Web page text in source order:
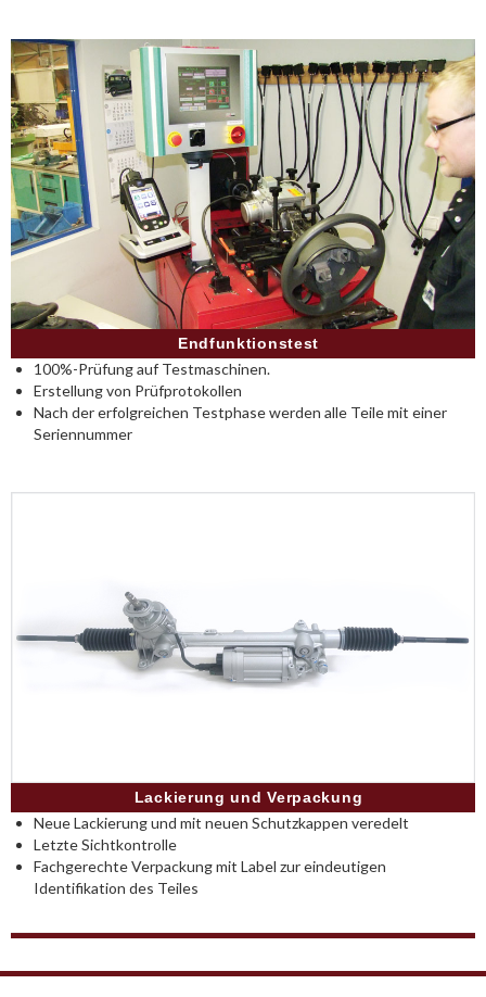
Endfunktionstest
100%-Prüfung auf Testmaschinen.
Erstellung von Prüfprotokollen
Nach der erfolgreichen Testphase werden alle Teile mit einer
Seriennummer
Lackierung und Verpackung
Neue Lackierung und mit neuen Schutzkappen veredelt
Letzte Sichtkontrolle
Fachgerechte Verpackung mit Label zur eindeutigen
Identifikation des Teiles